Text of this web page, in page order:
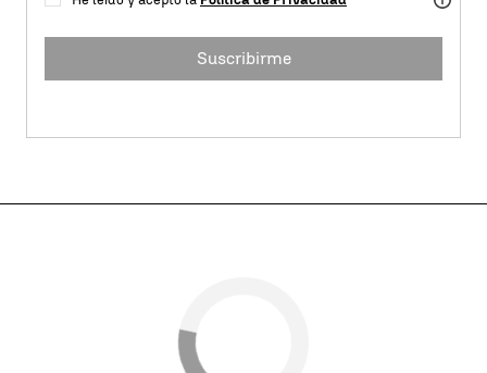
Suscribirme